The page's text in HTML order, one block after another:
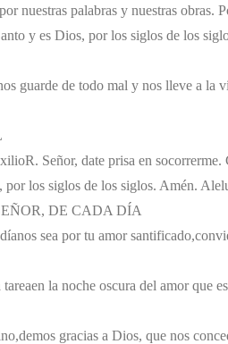
nuestras palabras y nuestras
y es Dios, por los siglos de los
guarde de todo mal y nos lleve a la
R. Señor, date prisa en
por los siglos de los siglos. Amén.
DE CADA DÍA
nos sea por tu amor santificado,
en la noche oscura del amor que
demos gracias a Dios, que nos